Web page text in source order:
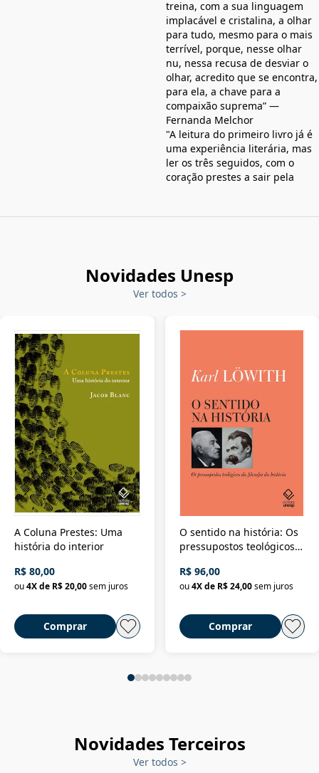
treina, com a sua linguagem
implacável e cristalina, a olhar
para tudo, mesmo para o mais
terrível, porque, nesse olhar
nu, nessa recusa de desviar o
olhar, acredito que se encontra,
para ela, a chave para a
compaixão suprema” —
Fernanda Melchor
"A leitura do primeiro livro já é
uma experiência literária, mas
ler os três seguidos, com o
coração prestes a sair pela
Novidades Unesp
Ver todos >
A Coluna Prestes: Uma
história do interior
R$ 80,00
ou4X de R$ 20,00sem juros
Comprar
O sentido na história: Os
pressupostos teológicos
R$ 96,00
ou 4X de R$ 24,00 sem juros
Comprar
Novidades Terceiros
Ver todos >